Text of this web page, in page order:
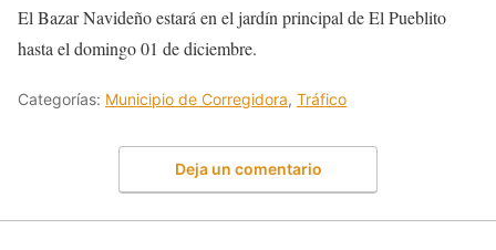
El Bazar Navideño estará en el jardín principal de El Pueblito
hasta el domingo 01 de diciembre.
Categorías: Municipio de Corregidora, Tráfico
Deja un comentario